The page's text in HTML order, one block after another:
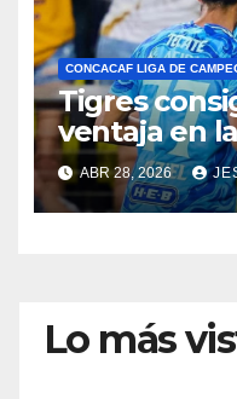
CONCACAF LIGA DE
Tigres
ventaja en
Nashville
ABR 28, 2026
Lo más